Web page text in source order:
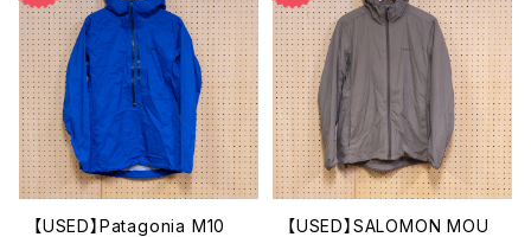
【USED】Patagonia M10
【USED】SALOMON MOU